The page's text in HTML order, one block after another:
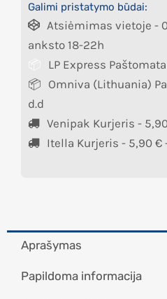
Galimi pristatymo būdai:
Atsiėmimas vietoje -
anksto 18-22h
LP Express
Omniva (Lithuania)
d.d
Venipak Kurjeris -
Itella Kurjeris - 5,90 €
Aprašymas
Papildoma informacija